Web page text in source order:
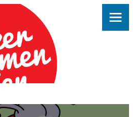
KLOOIEN